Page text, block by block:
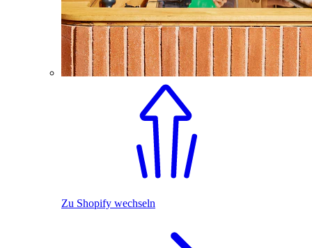
Zu Shopify wechseln